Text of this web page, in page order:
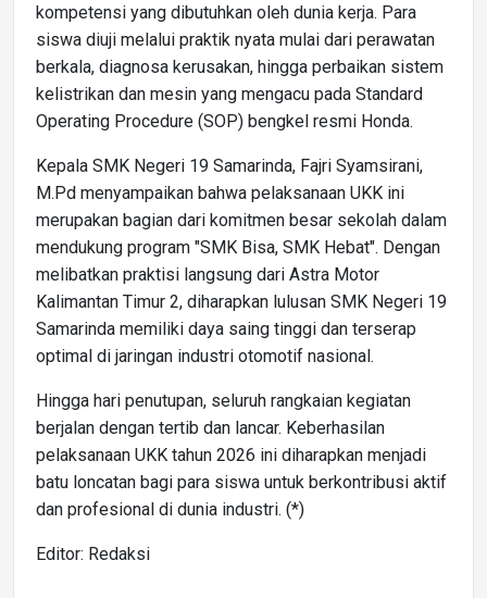
kompetensi yang dibutuhkan oleh dunia kerja. Para
siswa diuji melalui praktik nyata mulai dari perawatan
berkala, diagnosa kerusakan, hingga perbaikan sistem
kelistrikan dan mesin yang mengacu pada Standard
Operating Procedure (SOP) bengkel resmi Honda.
Kepala SMK Negeri 19 Samarinda, Fajri Syamsirani,
M.Pd menyampaikan bahwa pelaksanaan UKK ini
merupakan bagian dari komitmen besar sekolah dalam
mendukung program "SMK Bisa, SMK Hebat". Dengan
melibatkan praktisi langsung dari Astra Motor
Kalimantan Timur 2, diharapkan lulusan SMK Negeri 19
Samarinda memiliki daya saing tinggi dan terserap
optimal di jaringan industri otomotif nasional.
Hingga hari penutupan, seluruh rangkaian kegiatan
berjalan dengan tertib dan lancar. Keberhasilan
pelaksanaan UKK tahun 2026 ini diharapkan menjadi
batu loncatan bagi para siswa untuk berkontribusi aktif
dan profesional di dunia industri. (*)
Editor: Redaksi